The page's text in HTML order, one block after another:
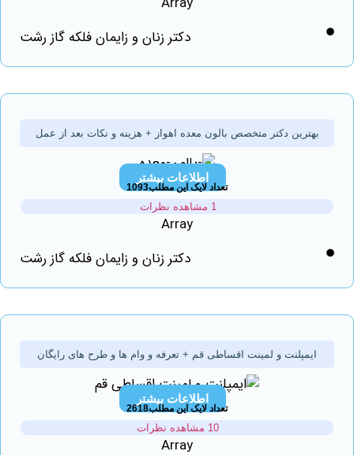
دکتر زنان و زایمان فلکه گاز رشت
دکتر متخصص بالون معده اهواز + هزینه و نکات بعد از عمل
اطلاعات بیشتر
تعداد لایک این مطلب1093
دکتر زنان و زایمان فلکه گاز رشت
و لمینت اقساطی قم + تعرفه و وام ها و طرح های رایگان
اطلاعات بیشتر
تعداد لایک این مطلب2618